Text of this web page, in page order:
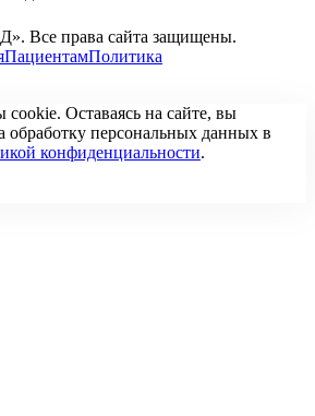
Все права сайта защищены.
ПациентамПолитика
Оставаясь на сайте, вы
обработку персональных данных в
конфиденциальности.